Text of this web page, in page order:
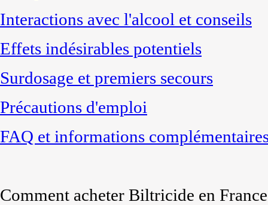
Interactions avec l'alcool et conseils
Effets indésirables potentiels
Surdosage et premiers secours
Précautions d'emploi
FAQ et informations
Comment acheter Biltricide en